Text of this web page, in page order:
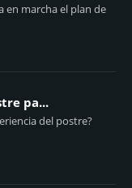
en marcha el plan de
pa...
del postre?